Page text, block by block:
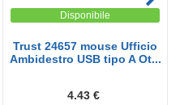
Disponibile
Trust 24657 mouse Ufficio
Ambidestro USB tipo A Ot...
4.43 €